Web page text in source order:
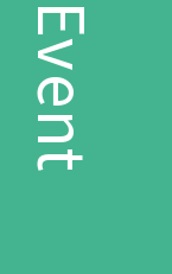
Event